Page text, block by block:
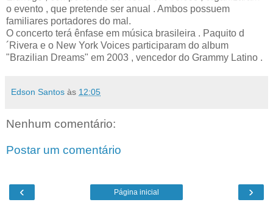
o evento , que pretende ser anual . Ambos possuem
familiares portadores do mal.
O concerto terá ênfase em música brasileira . Paquito d
´Rivera e o New York Voices participaram do album
"Brazilian Dreams" em 2003 , vencedor do Grammy Latino .
Edson Santos às 12:05
Nenhum comentário:
Postar um comentário
‹ ›
Página inicial